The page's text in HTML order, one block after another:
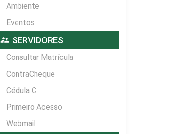
Ambiente
Eventos
supervisor_account SERVIDORES
Consultar Matrícula
ContraCheque
Cédula C
Primeiro Acesso
Webmail